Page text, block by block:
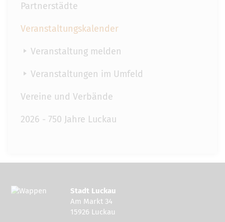
Partnerstädte
Veranstaltungskalender
Veranstaltung melden
Veranstaltungen im Umfeld
Vereine und Verbände
2026 - 750 Jahre Luckau
Stadt Luckau
Am Markt 34
15926 Luckau